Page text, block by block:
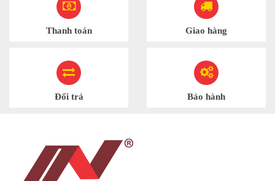
Thanh toán Giao hàng
Đổi trả Bảo hành